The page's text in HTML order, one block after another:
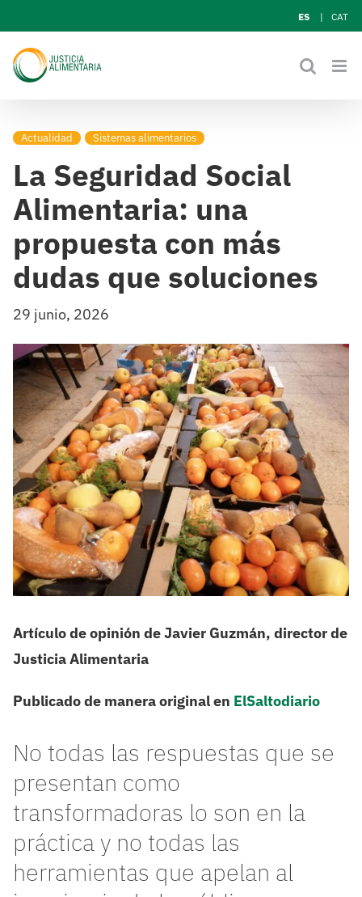
to
content
ES CAT
Actualidad Sistemas alimentarios
La Seguridad Social
Alimentaria: una
propuesta con más
dudas que soluciones
29 junio, 2026
Artículo de opinión de Javier Guzmán, director de
Justicia Alimentaria
Publicado de manera original en ElSaltodiario
No todas las respuestas que se
presentan como
transformadoras lo son en la
práctica y no todas las
herramientas que apelan al